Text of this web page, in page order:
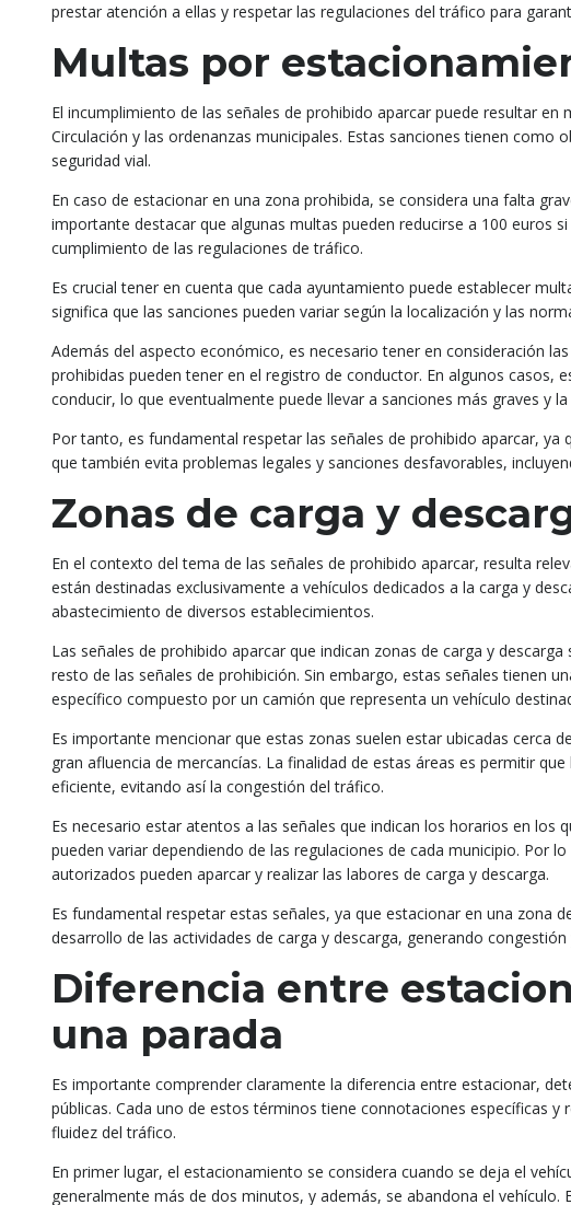
prestar atención a ellas y respetar las regulaciones del tráfico para
Multas por
El incumplimiento de las señales de prohibido aparcar puede resultar
Circulación y las ordenanzas municipales. Estas sanciones tienen
seguridad vial.
En caso de estacionar en una zona prohibida, se considera una falta
importante destacar que algunas multas pueden reducirse a 100 euros
cumplimiento de las regulaciones de tráfico.
Es crucial tener en cuenta que cada ayuntamiento puede establecer
significa que las sanciones pueden variar según la localización y las
Además del aspecto económico, es necesario tener en consideración
prohibidas pueden tener en el registro de conductor. En algunos casos,
conducir, lo que eventualmente puede llevar a sanciones más graves y
Por tanto, es fundamental respetar las señales de prohibido aparcar,
que también evita problemas legales y sanciones desfavorables,
Zonas de carga y
En el contexto del tema de las señales de prohibido aparcar, resulta
están destinadas exclusivamente a vehículos dedicados a la carga y
abastecimiento de diversos establecimientos.
Las señales de prohibido aparcar que indican zonas de carga y
resto de las señales de prohibición. Sin embargo, estas señales tienen
específico compuesto por un camión que representa un vehículo
Es importante mencionar que estas zonas suelen estar ubicadas cerca
gran afluencia de mercancías. La finalidad de estas áreas es permitir
eficiente, evitando así la congestión del tráfico.
Es necesario estar atentos a las señales que indican los horarios en
pueden variar dependiendo de las regulaciones de cada municipio. Por
autorizados pueden aparcar y realizar las labores de carga y descarga.
Es fundamental respetar estas señales, ya que estacionar en una zona
desarrollo de las actividades de carga y descarga, generando
Diferencia entre
una parada
Es importante comprender claramente la diferencia entre estacionar,
públicas. Cada uno de estos términos tiene connotaciones específicas
fluidez del tráfico.
En primer lugar, el estacionamiento se considera cuando se deja el
generalmente más de dos minutos, y además, se abandona el